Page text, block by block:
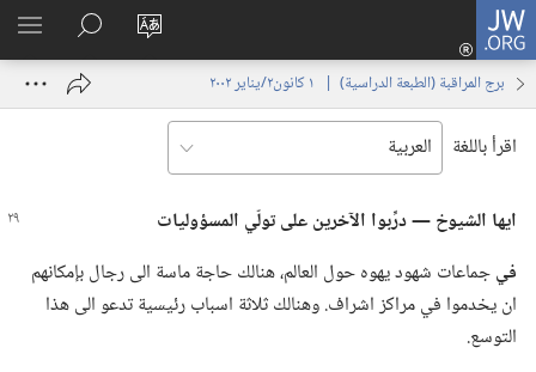
JW.ORG
تغيير
الموقع
تسجيل
الدخول
نافذة
البحث
في
JW.‎ORG
برج المراقبة (‏الطبعة الدراسية)‏ | ‏‎ ١‏ ‏‎كانون٢/يناير‏ ‎٢٠٠٢
اقرأ باللغة
ايها الشيوخ —‏ درِّبوا الآخرين على تولّي المسؤوليات
فيجماعات شهود يهوه حول العالم،‏ هنالك حاجة ماسة الى رجال بإمكانهم
ان يخدموا في مراكز اشراف.‏ وهنالك ثلاثة اسباب رئيسية تدعو الى هذا
التوسع.‏